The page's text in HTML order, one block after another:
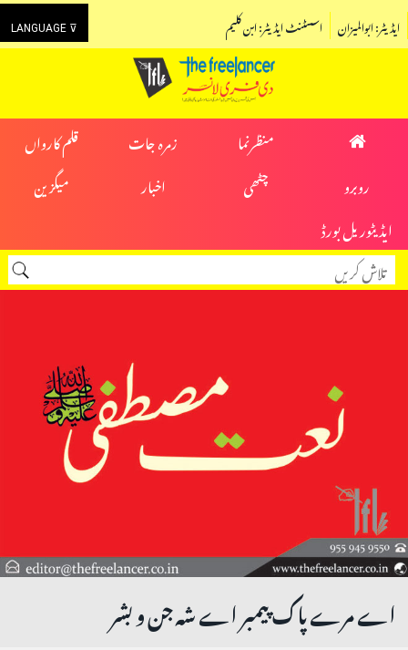
LANGUAGE ⊽ اسسٹنٹ ایڈیٹر: ابن کلیم ایڈیٹر: ابوالمیزان
منظرنما زمرہ جات
قلم کارواں
روبرو
چٹھی اخبار
میگزین
ایڈیٹوریل بورڈ
اے مرے پاک‌ پیمبر اے شہ جن و بشر